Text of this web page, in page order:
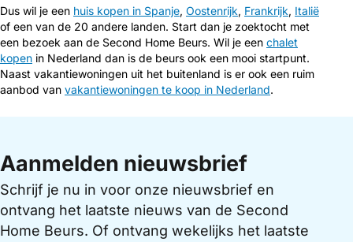
Dus wil je een huis kopen in Spanje, Oostenrijk, Frankrijk, Italië
of een van de 20 andere landen. Start dan je zoektocht met
een bezoek aan de Second Home Beurs. Wil je een chalet
kopen in Nederland dan is de beurs ook een mooi startpunt.
Naast vakantiewoningen uit het buitenland is er ook een ruim
aanbod van vakantiewoningen te koop in Nederland.
Aanmelden nieuwsbrief
Schrijf je nu in voor onze nieuwsbrief en
ontvang het laatste nieuws van de Second
Home Beurs. Of ontvang wekelijks het laatste